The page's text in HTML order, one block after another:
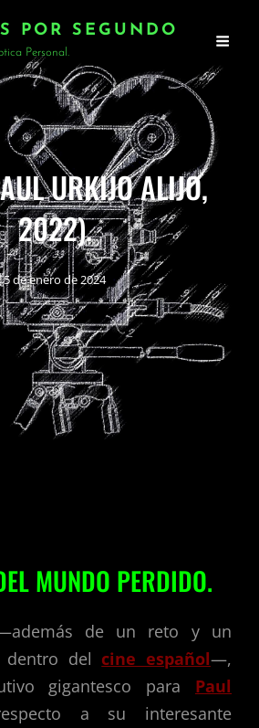
POR SEGUNDO
Personal.
URKIJO ALIJO,
2022).
5 de enero de 2024
MUNDO PERDIDO.
de un reto y un
dentro del cine español—,
gigantesco para Paul
a su interesante